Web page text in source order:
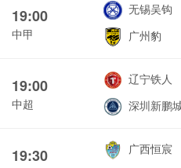
19:00
中甲
无锡吴钩
广州豹
19:00
中超
辽宁铁人
深圳新鹏
19:30
广西恒宸